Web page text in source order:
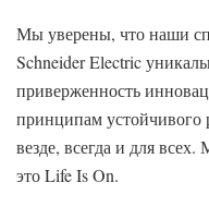
Мы уверены, что наши
Schneider Electric
приверженность
принципам устойчивого
везде, всегда и для
это Life Is On.